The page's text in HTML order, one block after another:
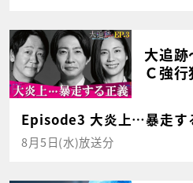
大追跡
Ｃ強
Episode3 大炎上…暴走す
8月5日(水)放送分